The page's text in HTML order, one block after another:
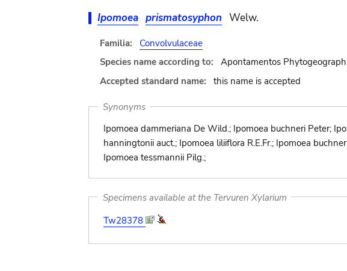
Ipomoea prismatosyphon Welw.
Familia:
Convolvulaceae
Species name according to:
Apontamentos
Accepted standard name:
this name is accepted
Synonyms
Ipomoea dammeriana De Wild.; Ipomoea buchneri Peter;
hanningtonii auct.; Ipomoea liliiflora R.E.Fr.; Ipomoea
Ipomoea tessmannii Pilg.;
Specimens available at the Tervuren Xylarium
Tw28378